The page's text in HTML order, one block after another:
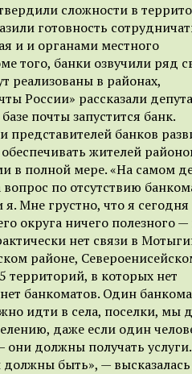
сложности в
готовность
и и органами местного
того, банки озвучили ряд
реализованы в районах,
России» рассказали
почты запустится банк.
представителей банков
жителей
в полной мере.«На самом
по отсутствию
я. Мне грустно, что я сегодня
округа ничего полезного
нет связи в
районе,
территорий, в которых нет
банкоматов. Один
идти в села, поселки, мы
даже если один
они должны получать услуги.
должны быть», —